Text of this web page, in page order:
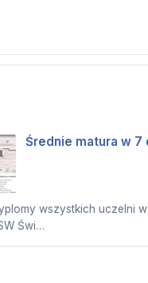
Średnie matura w
wszystkich uczelni
Świ…